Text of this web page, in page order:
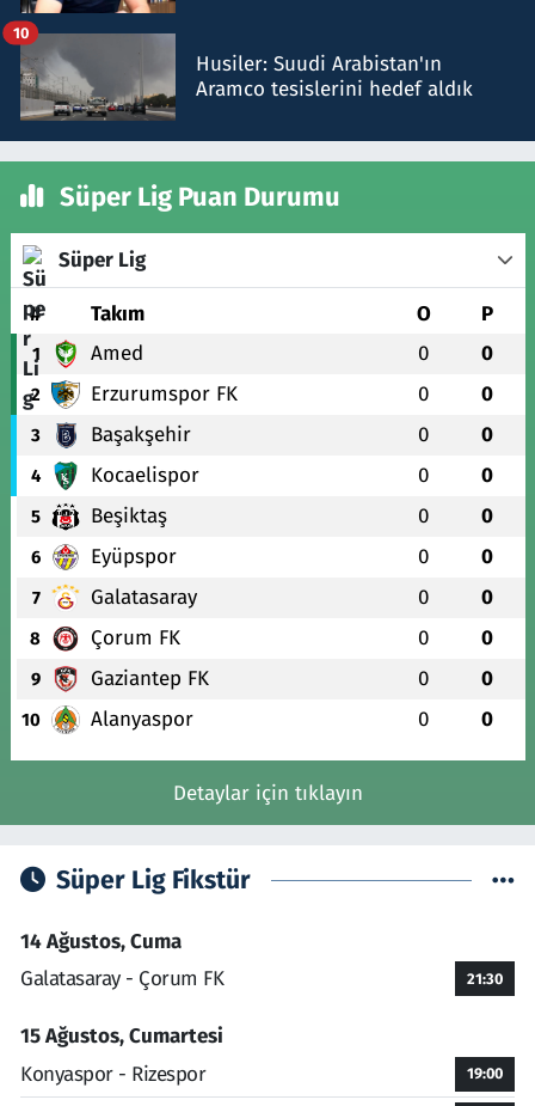
Husiler: Suudi Arabistan'ın
Aramco tesislerini hedef aldık
10
Süper Lig Puan Durumu
Süper Lig
# Takım O P
1 Amed 0 0
2 Erzurumspor FK 0 0
3 Başakşehir 0 0
4 Kocaelispor 0 0
5 Beşiktaş 0 0
6 Eyüpspor 0 0
7 Galatasaray 0 0
8 Çorum FK 0 0
9 Gaziantep FK 0 0
10 Alanyaspor 0 0
Detaylar için tıklayın
Süper Lig Fikstür
14 Ağustos, Cuma
Galatasaray - Çorum FK
21:30
15 Ağustos, Cumartesi
Konyaspor - Rizespor
19:00